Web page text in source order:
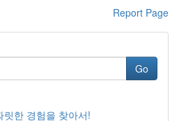
Report Page
Go
릿한 경험을 찾아서!